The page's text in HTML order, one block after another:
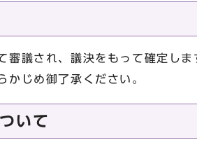
審議され、議決をもって確定し
かじめ御了承ください。
いて